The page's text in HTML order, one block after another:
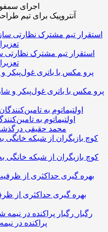
اجرای
آنتروپیک برای تیم
استقرار تیم مشترک نظارتی
اولتیماتوم به
محمد حقیقی
کوچ بازیگران از شبکه
بهره گیری حداکثری از
رگبار
پراکنده در